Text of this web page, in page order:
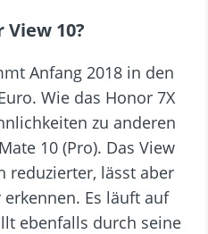
View 10?
Anfang 2018 in den
Wie das Honor 7X
zu anderen
10 (Pro). Das View
reduzierter, lässt aber
Es läuft auf
ebenfalls durch seine